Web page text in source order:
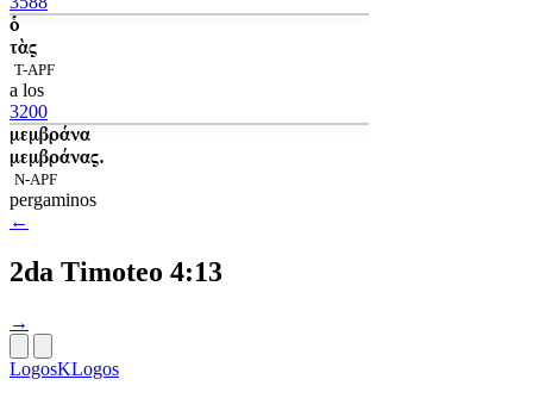
ὁ
τὰς
T-APF
a los
3200
μεμβράνα
μεμβράνας.
N-APF
pergaminos
←
2da Timoteo 4:13
→
LogosKLogos